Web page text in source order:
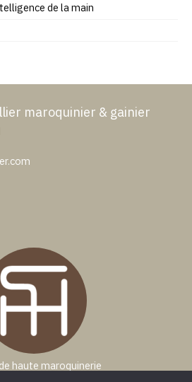
de la main
maroquinier & gainier
haute maroquinerie